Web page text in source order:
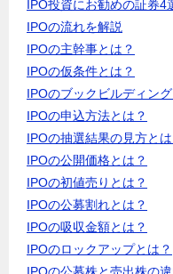
IPO投資にお勧めの証券4
IPOの流れを解説
IPOの主幹事とは？
IPOの仮条件とは？
IPOのブックビルディン
IPOの申込方法とは？
IPOの抽選結果の見方とは
IPOの公開価格とは？
IPOの初値売りとは？
IPOの公募割れとは？
IPOの吸収金額とは？
IPOのロックアップとは？
IPOの公募株と売出株の